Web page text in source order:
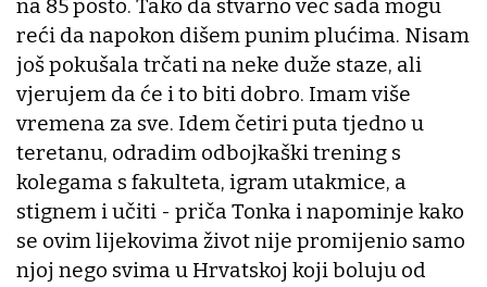
na 85 posto. Tako da stvarno već sada mogu
reći da napokon dišem punim plućima. Nisam
još pokušala trčati na neke duže staze, ali
vjerujem da će i to biti dobro. Imam više
vremena za sve. Idem četiri puta tjedno u
teretanu, odradim odbojkaški trening s
kolegama s fakulteta, igram utakmice, a
stignem i učiti - priča Tonka i napominje kako
se ovim lijekovima život nije promijenio samo
njoj nego svima u Hrvatskoj koji boluju od